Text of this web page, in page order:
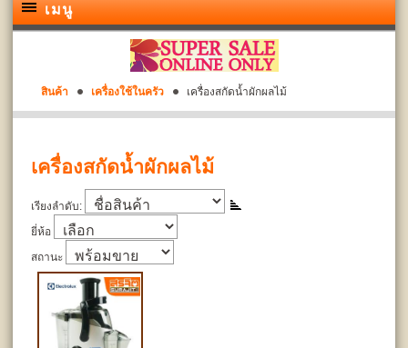
เมนู
สินค้า เครื่องใช้ในครัว เครื่องสกัดน้ำผักผลไม้
เครื่องสกัดน้ำผักผลไม้
เรียงลำดับ:
ยี่ห้อ
สถานะ